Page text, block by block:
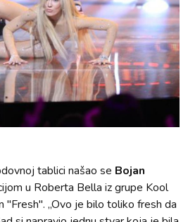
tablici našao se Bojan
u Roberta Bella iz grupe Kool
''Fresh''. „Ovo je bilo toliko fresh da